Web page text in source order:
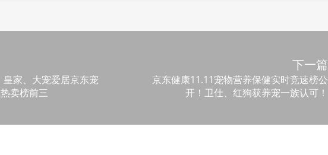
家、大宠爱居京东宠
卖榜前三
下一篇
京东健康11.11宠物营养保健实时竞速榜公
开！卫仕、红狗获养宠一族认可！